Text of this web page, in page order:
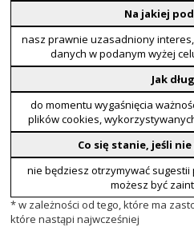
Na jakiej
nasz prawnie uzasadniony
danych w podanym wyżej
Jak
do momentu wygaśnięcia
plików cookies,
Co się stanie, jeśli
nie będziesz otrzymywać sugestii
możesz być
* w zależności od tego, które ma
które nastąpi najwcześniej